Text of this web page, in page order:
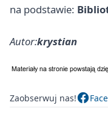
na podstawie:
Autor:krystian
Zaobserwuj nas!